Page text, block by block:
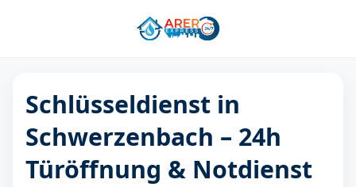
Schlüsseldienst in
Schwerzenbach – 24h
Türöffnung & Notdienst